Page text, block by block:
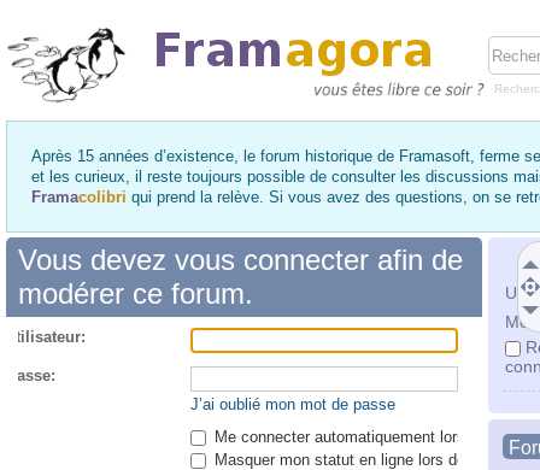
Après 15 années d’existence, le forum historique de Framasoft, ferme
et les curieux, il reste toujours possible de consulter les discussions
Framacolibri qui prend la relève. Si vous avez des questions, on se
Mot
Vous devez vous connecter afin de
modérer ce forum.
passe:
J’ai oublié mon mot de passe
Me connecter automatiquement lors de
Masquer mon statut en ligne lors de cette